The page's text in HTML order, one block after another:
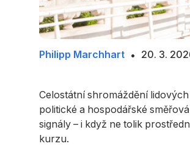
Philipp Marchhart • 20. 3.
Celostátní shromáždění
politické a hospodářské
signály – i když ne tolik
kurzu.